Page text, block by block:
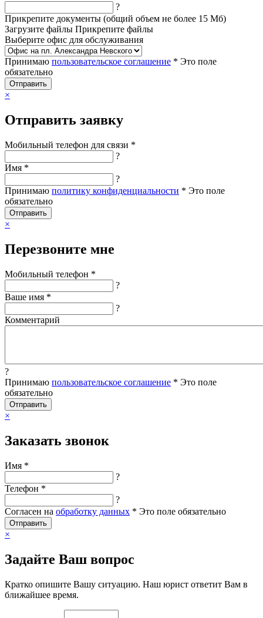
?
Прикрепите документы (общий объем не более 15 Мб)
Загрузите файлы Прикрепите файлы
Выберите офис для обслуживания
Принимаю пользовательское соглашение * Это поле
обязательно
Отправить
×
Отправить заявку
Мобильный телефон для связи *
?
Имя *
?
Принимаю политику конфиденциальности * Это поле
обязательно
Отправить
×
Перезвоните мне
Мобильный телефон *
?
Ваше имя *
?
Комментарий
?
Принимаю пользовательское соглашение * Это поле
обязательно
Отправить
×
Заказать звонок
Имя *
?
Телефон *
?
Согласен на обработку данных * Это поле обязательно
Отправить
×
Задайте Ваш вопрос
Кратко опишите Вашу ситуацию. Наш юрист ответит Вам в
ближайшее время.